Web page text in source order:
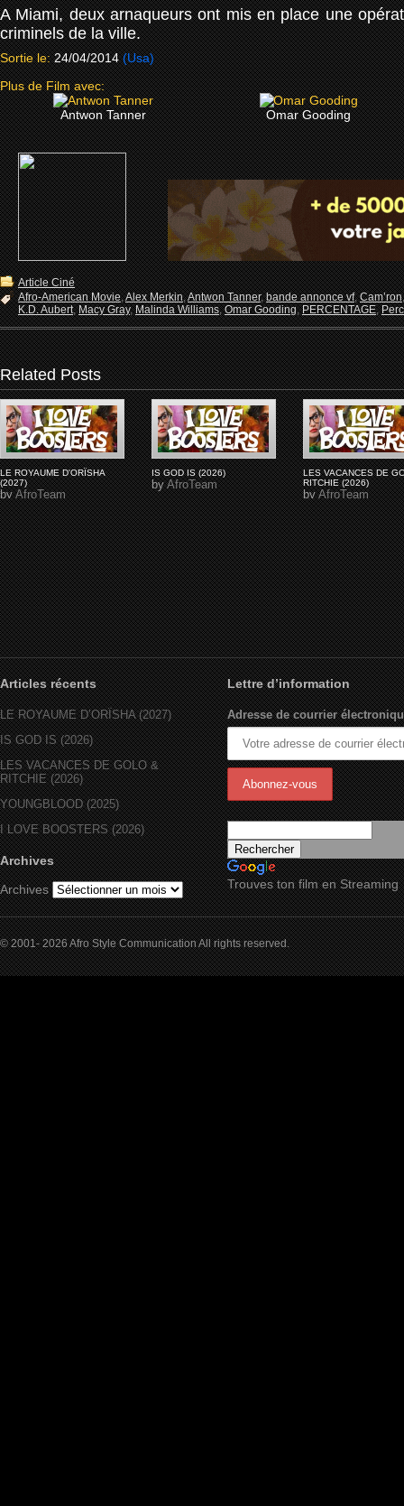
A Miami, deux arnaqueurs ont mis en place une
criminels de la ville.
Sortie le: 24/04/2014 (Usa)
Plus de Film avec:
Antwon Tanner
Omar Gooding
Article Ciné
Afro-American Movie,Alex Merkin,Antwon Tanner,bande annonce vf,Cam’ron
K.D. Aubert,Macy Gray,Malinda Williams,Omar Gooding,PERCENTAGE,
Related Posts
LE ROYAUME D'ORÏSHA
(2027)
byAfroTeam
IS GOD IS (2026)
byAfroTeam
LES VACANCES DE
RITCHIE (2026)
byAfroTeam
Articles récents
LE ROYAUME D’ORÏSHA (2027)
IS GOD IS (2026)
LES VACANCES DE GOLO &
RITCHIE (2026)
YOUNGBLOOD (2025)
I LOVE BOOSTERS (2026)
Archives
Archives
Lettre d’information
Adresse de courrier
Trouves ton film en Streaming
© 2001- 2026 Afro Style Communication All rights reserved.